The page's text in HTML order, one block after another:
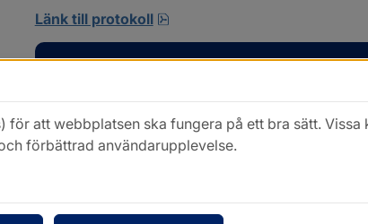
Länk till protokoll
pdf, 585 kB, öppnas i nytt
för att webbplatsen ska fungera på ett bra sätt.
förbättrad användarupplevelse.